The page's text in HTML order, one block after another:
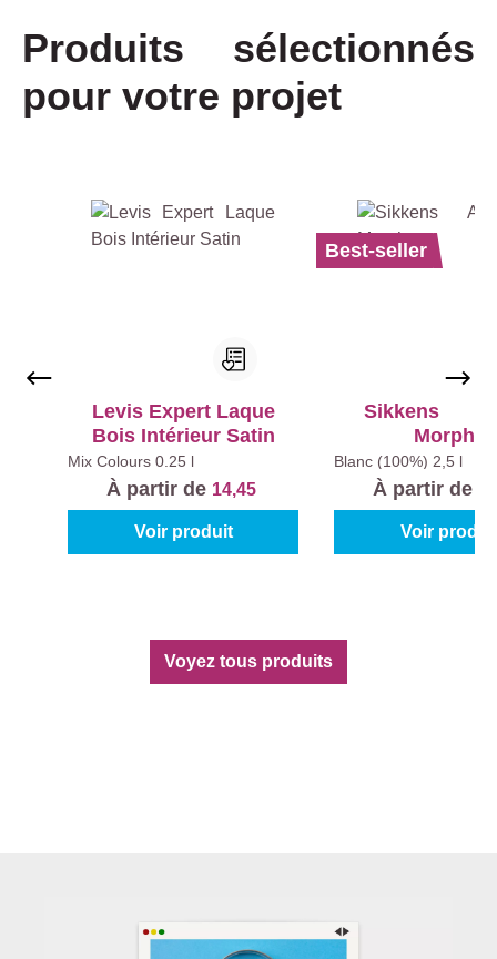
8
Produits sélectionnés
pour votre projet
Levis Expert Laque
Bois Intérieur Satin
Mix Colours 0.25 l
À partir de 14,45
Voir produit
Best-seller
Sikkens
Morpha
Blanc (100%) 2,5 l
À partir de
Voir
Voyez tous produits